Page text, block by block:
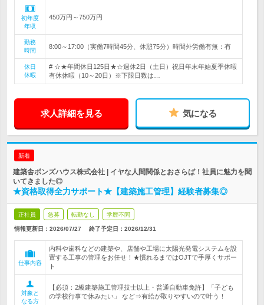
初年度
年収
450万円～750万円
勤務
時間
8:00～17:00（実働7時間45分、休憩75分）時間外労働有無：有
休日
休暇
# ☆★年間休日125日★☆週休2日（土日）祝日年末年始夏季休暇
有休休暇（10～20日）※下限日数は…
求人詳細を見る 気になる
新着
建築舎ボンズハウス株式会社 | イヤな人間関係とおさらば！社員に魅力を聞
いてきました◎
★資格取得全力サポート★【建築施工管理】経験者募集◎
正社員 急募 転勤なし 学歴不問
情報更新日：2026/07/27 終了予定日： 2026/12/31
仕事内容
内科や歯科などの建築や、店舗や工場に太陽光発電システムを設
置する工事の管理をお任せ！★慣れるまではOJTで手厚くサポー
ト
対象と
なる方
【必須：2級建築施工管理技士以上・普通自動車免許】「子ども
の学校行事で休みたい」 など⇒有給が取りやすいので叶う！